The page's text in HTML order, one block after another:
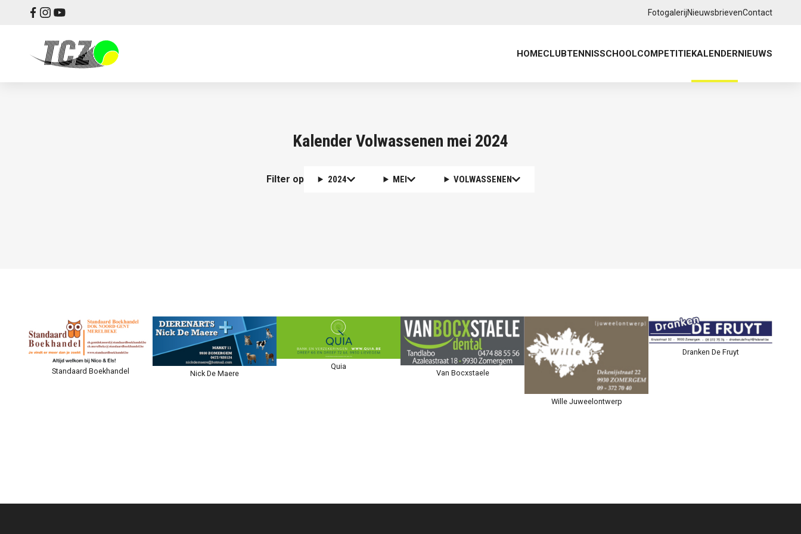
FotogalerijNieuwsbrievenContact
HOMECLUBTENNISSCHOOLCOMPETITIEKALENDERNIEUWS
Kalender Volwassenen mei 2024
Filter op 2024 MEI VOLWASSENEN
Standaard Boekhandel Nick De Maere
Quia
Van Bocxstaele
Wille Juweelontwerp
Dranken De Fruyt